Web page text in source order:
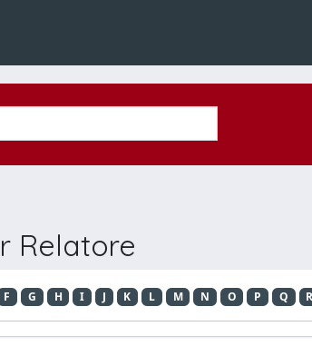
Relatore
F G H I J K L M N O P Q R